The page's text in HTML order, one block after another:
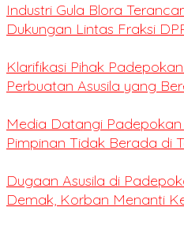
Industri Gula Blora
Dukungan Lintas Fraksi
Klarifikasi Pihak
Perbuatan Asusila yang
Media Datangi
Pimpinan Tidak Berada di
Dugaan Asusila di
Demak, Korban Menanti